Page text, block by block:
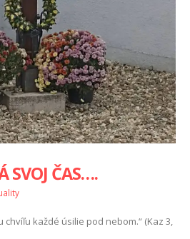
SVOJ ČAS….
chvíľu každé úsilie pod nebom.“ (Kaz 3,